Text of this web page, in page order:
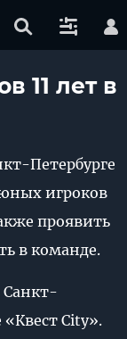
11 лет в
Петербурге
игроков
проявить
в команде.
Санкт-
City».